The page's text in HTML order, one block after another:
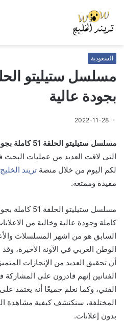
السعودية
بجودة عالية
2022-11-28
مسلسل ستيليتو الحلقة 51 كاملة بجودة عالية
التى لاقت العديد من عمليات البحث
لكم اليوم من خلال منصة تريند الخليج
مفيدة وممتعة.
كاملة وجودة عالية وخالية من
السابق هو من اشهر المسلسلات
الوطن العربي في الآونة الأخيرة،
أن تحقيق العديد من الإنجازات
الفنانين إنهم قادرون على
الفني، وكما نعلم جميعًا أنه يعتمد
بدون إعلانات.